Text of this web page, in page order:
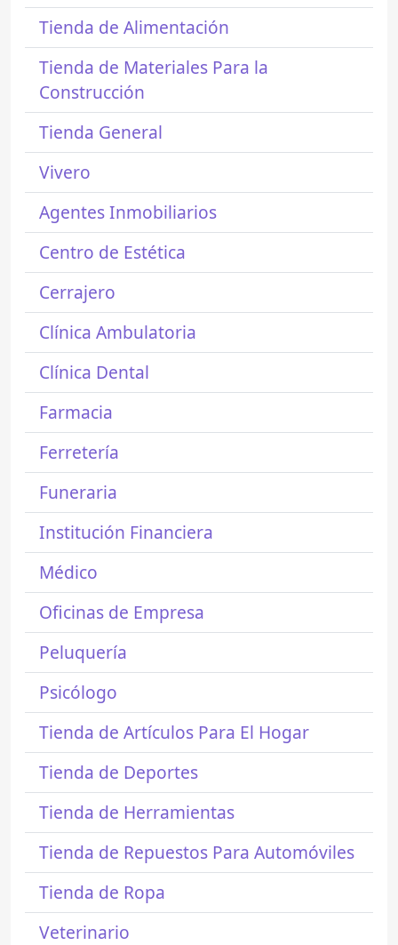
Tienda de Alimentación
Tienda de Materiales Para la
Construcción
Tienda General
Vivero
Agentes Inmobiliarios
Centro de Estética
Cerrajero
Clínica Ambulatoria
Clínica Dental
Farmacia
Ferretería
Funeraria
Institución Financiera
Médico
Oficinas de Empresa
Peluquería
Psicólogo
Tienda de Artículos Para El Hogar
Tienda de Deportes
Tienda de Herramientas
Tienda de Repuestos Para Automóviles
Tienda de Ropa
Veterinario